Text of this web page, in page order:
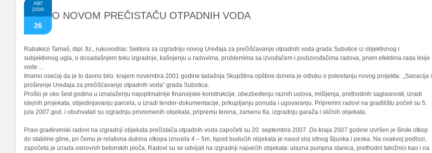
АВГ
2009
26
O NOVOM PREČISTAČU OTPADNIH VODA
Rabakezi Tamaš, dipl..fiz., rukovodilac Sektora za izgradnju novog Uređaja za prečišćavanje otpadnih voda grada Subotice iz objektivnog i
subjektivnog ugla, o dosadašnjem toku izgradnje, kašnjenju u radovima, problemima sa izvođačem i podizvođačima radova, prvim efektima rada linije
vode ...
Imamo osećaj da je to davno bilo: krajem novembra 2001 godine tadašnja Skupština opštine donela je odluku o pokretanju novog projekta: ,,Sanacija i
proširenje Uređaja za prečišćavanje otpadnih voda“ grada Subotica.
Prošlo je oko šest godina u iznalaženju najoptimalnije finansijske konstrukcije, obezbeđenju raznih uslova, mišljenja, prethodnih saglasnosti, izradi
idejnih projekata, objedinjavanju parcela, u izradi tender-dokumentacije, prikupljanju ponuda i ugovaranju. Pripremni radovi na gradilištu počeli su 5.
jula 2007.god. i obuhvatali su izgradnju privremenih objekata, pripremu terena, zamenu tla, izgradnju garaža i sličnih objekata.
Pravi građevinski radovi na izgradnji objekata prečistača otpadnih voda započeti su 20. septembra 2007. Do kraja 2007 godine izvršen je široki otkop
do stabilne gline, pri čemu je relativna dubina otkopa iznosila 4 – 5m. Ispod budućih objekata je nasut sloj sitnog šljunka i peska. Na ovakvoj podlozi,
započeta je izrada osnovnih betonskih ploča. Radovi su se odvijali na izgradnji najvećih objekata: ulazna pumpna stanica, prethodni taložnici kao i na